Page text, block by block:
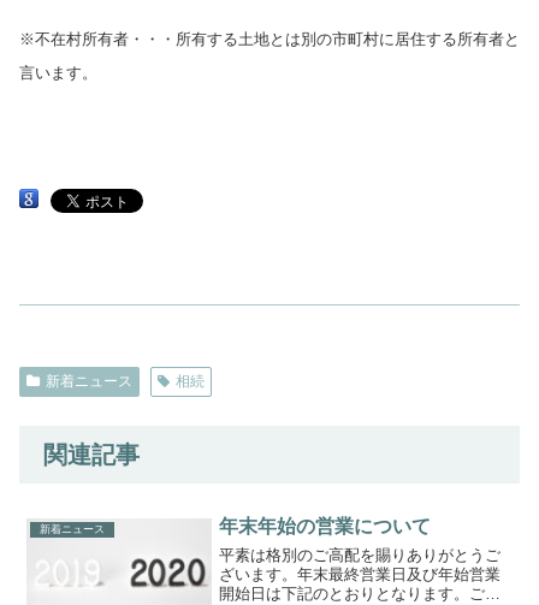
※不在村所有者・・・所有する土地とは別の市町村に居住する所有者と
言います。
新着ニュース 相続
関連記事
新着ニュース 年末年始の営業について
平素は格別のご高配を賜りありがとうご
ざいます。年末最終営業日及び年始営業
開始日は下記のとおりとなります。ご了